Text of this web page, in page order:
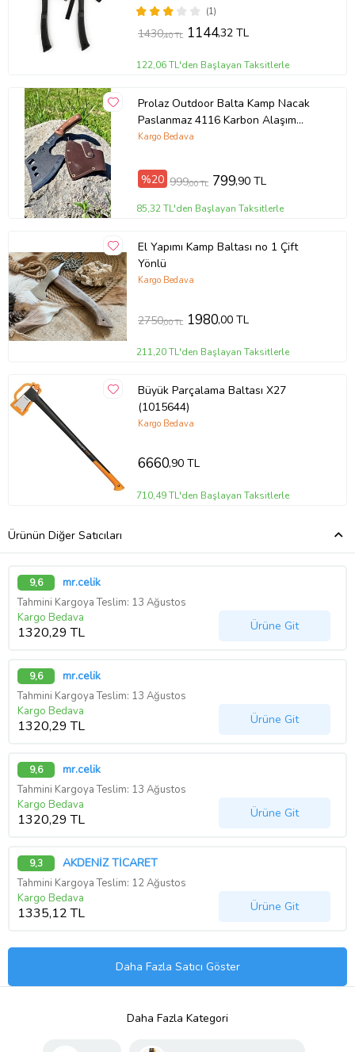
(1)
1430,40 TL 1144,32 TL
122,06 TL'den Başlayan Taksitlerle
Prolaz Outdoor Balta Kamp Nacak
Paslanmaz 4116 Karbon Alaşım
Çelik (209 - Açık Ton)
Kargo Bedava
%20 999,00 TL 799,90 TL
85,32 TL'den Başlayan Taksitlerle
El Yapımı Kamp Baltası no 1 Çift
Yönlü
Kargo Bedava
2750,00 TL 1980,00 TL
211,20 TL'den Başlayan Taksitlerle
Büyük Parçalama Baltası X27
(1015644)
Kargo Bedava
6660,90 TL
710,49 TL'den Başlayan Taksitlerle
Ürünün Diğer Satıcıları
9,6 mr.celik
Tahmini Kargoya Teslim: 13 Ağustos
Kargo Bedava
1320,29 TL Ürüne Git
9,6 mr.celik
Tahmini Kargoya Teslim: 13 Ağustos
Kargo Bedava
1320,29 TL Ürüne Git
9,6 mr.celik
Tahmini Kargoya Teslim: 13 Ağustos
Kargo Bedava
1320,29 TL Ürüne Git
9,3 AKDENİZ TİCARET
Tahmini Kargoya Teslim: 12 Ağustos
Kargo Bedava
1335,12 TL Ürüne Git
Daha Fazla Satıcı Göster
Daha Fazla Kategori